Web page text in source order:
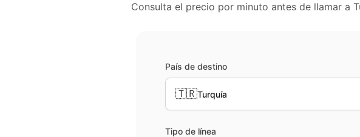
Consulta el precio por minuto antes de llamar a
País de destino
🇹🇷Turquía
Tipo de línea